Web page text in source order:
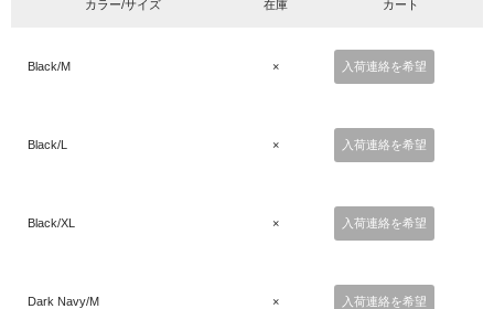
カラー/サイズ 在庫 カート
Black/M × 入荷連絡を希望
Black/L × 入荷連絡を希望
Black/XL × 入荷連絡を希望
Dark Navy/M × 入荷連絡を希望